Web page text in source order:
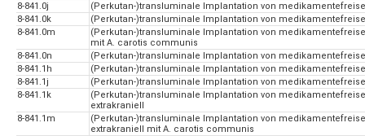
8-841.0j
(Perkutan-)transluminale Implantation von
8-841.0k
(Perkutan-)transluminale Implantation von
8-841.0m
(Perkutan-)transluminale Implantation von
mit A. carotis communis
8-841.0n
(Perkutan-)transluminale Implantation von
8-841.1h
(Perkutan-)transluminale Implantation von
8-841.1j
(Perkutan-)transluminale Implantation von
8-841.1k
(Perkutan-)transluminale Implantation von
extrakraniell
8-841.1m
(Perkutan-)transluminale Implantation von
extrakraniell mit A. carotis communis